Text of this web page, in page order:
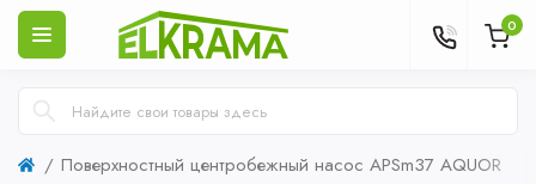
0
Поверхностный центробежный насос APSm37 AQUOR